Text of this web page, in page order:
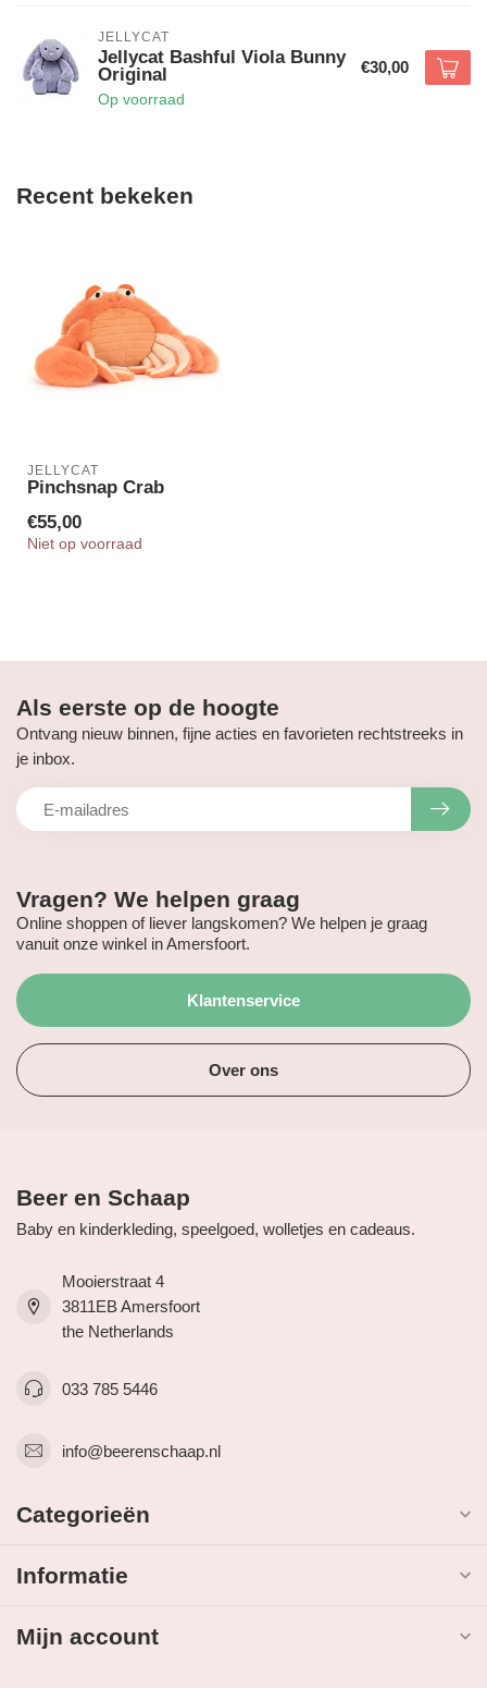
JELLYCAT
Jellycat Bashful Viola Bunny
Original
Op voorraad
€30,00
Recent bekeken
JELLYCAT
Pinchsnap Crab
€55,00
Niet op voorraad
Vragen? We helpen graag
Online shoppen of liever langskomen? We helpen je graag
vanuit onze winkel in Amersfoort.
Klantenservice
Over ons
Als eerste op de hoogte
Ontvang nieuw binnen, fijne acties en favorieten rechtstreeks in
je inbox.
Beer en Schaap
Baby en kinderkleding, speelgoed, wolletjes en cadeaus.
Mooierstraat 4
3811EB Amersfoort
the Netherlands
033 785 5446
info@beerenschaap.nl
Categorieën
Informatie
Mijn account